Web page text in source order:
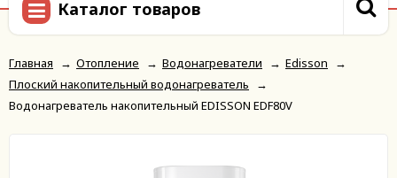
Каталог товаров
Главная → Отопление → Водонагреватели → Edisson
→
Плоский накопительный водонагреватель
→
Водонагреватель накопительный EDISSON EDF80V